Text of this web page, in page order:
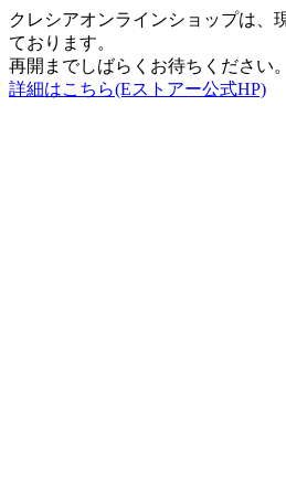
クレシアオンラインショップは、
ております。
再開までしばらくお待ちください。
詳細はこちら(Eストアー公式HP)